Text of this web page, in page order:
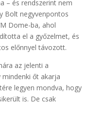
– és rendszerint nem
Bolt negyvenpontos
Dome-ba, ahol
el a győzelmet, és
előnnyel távozott.
az jelenti a
őt akarja
legyen mondva, hogy
is. De csak